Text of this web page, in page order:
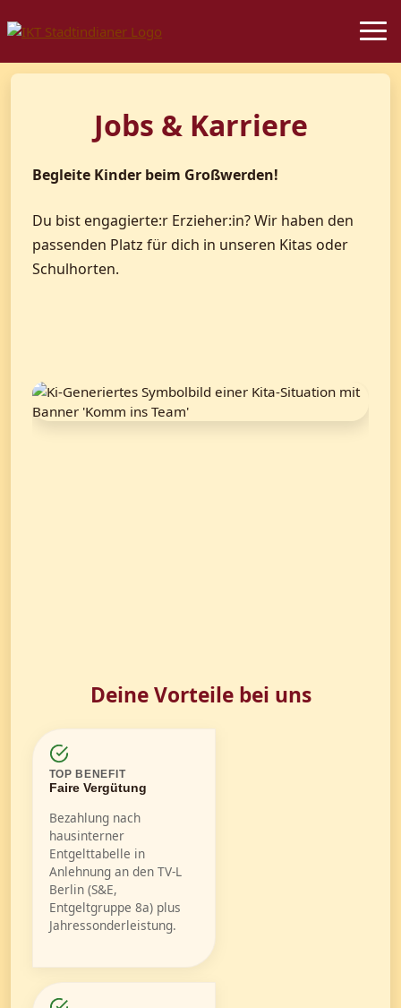
Jobs & Karriere
Begleite Kinder beim Großwerden!
Du bist engagierte:r Erzieher:in? Wir haben den
passenden Platz für dich in unseren Kitas oder
Schulhorten.
Deine Vorteile bei uns
TOP BENEFIT
Faire Vergütung
Bezahlung nach
hausinterner
Entgelttabelle in
Anlehnung an den TV-L
Berlin (S&E,
Entgeltgruppe 8a) plus
Jahressonderleistung.